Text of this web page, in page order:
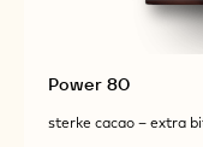
Power 80
sterke cacao – extra